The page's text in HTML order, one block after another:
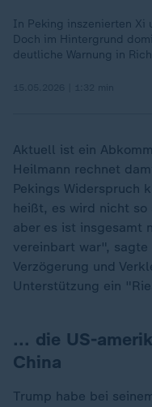
In Peking inszenierten Xi
Doch im Hintergrund
deutliche Warnung in
Aktuell ist ein
Heilmann rechnet
Pekings Widerspruch
heißt, es wird nicht
aber es ist insgesamt
vereinbart war", sagte
Verzögerung und
Unterstützung ein
... die US-
China
Trump habe bei